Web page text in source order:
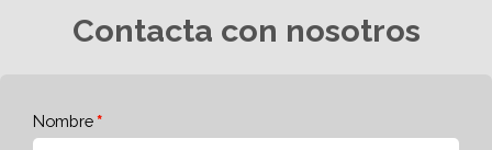
Contacta con nosotros
Nombre